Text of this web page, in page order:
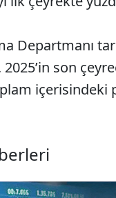
Departmanı
son